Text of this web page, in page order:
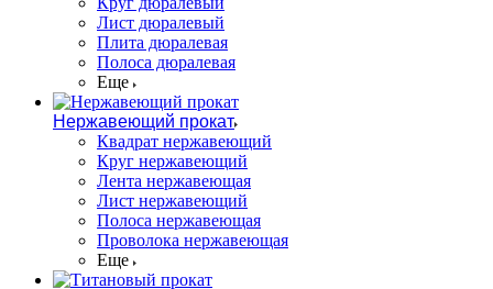
Лист дюралевый
Плита дюралевая
Полоса дюралевая
Еще
Нержавеющий прокат
Квадрат нержавеющий
Круг нержавеющий
Лента нержавеющая
Лист нержавеющий
Полоса нержавеющая
Проволока нержавеющая
Еще